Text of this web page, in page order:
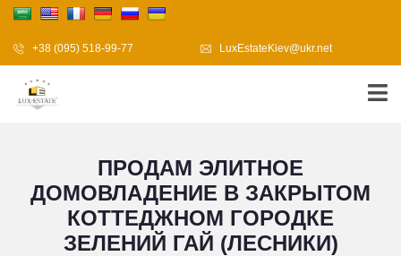
+38 (095) 518-99-77 LuxEstateKiev@ukr.net
ПРОДАМ ЭЛИТНОЕ
ДОМОВЛАДЕНИЕ В ЗАКРЫТОМ
КОТТЕДЖНОМ ГОРОДКЕ
ЗЕЛЕНИЙ ГАЙ (ЛЕСНИКИ)